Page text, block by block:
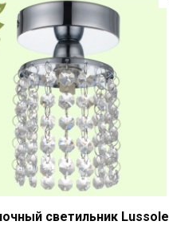
светильник Lussole